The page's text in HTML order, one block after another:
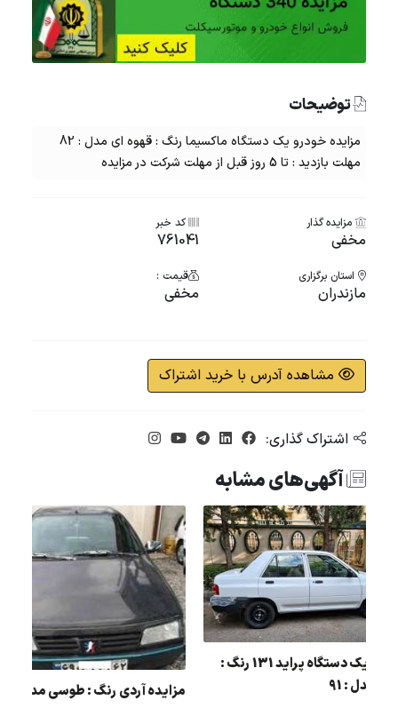
توضیحات
مزایده خودرو یک دستگاه ماکسیما رنگ : قهوه ای مدل : 82
مهلت بازدید : تا 5 روز قبل از مهلت شرکت در مزایده
مزایده گذار
مخفی
کد خبر
761041
استان برگزاری
مازندران
قیمت :
مخفی
مشاهده آدرس با خرید اشتراک
اشتراک گذاری:
آگهی‌های مشابه
مزایده آردی رنگ : طوسی
مزایده یک دستگاه پراید 131 رنگ :
سفید مدل : 91